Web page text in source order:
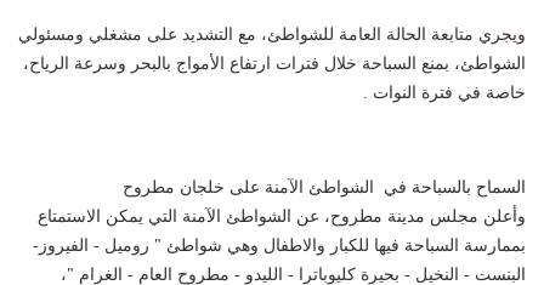
ويجري متابعة الحالة العامة للشواطئ، مع التشديد على مشغلي ومسئولي
الشواطئ، بمنع السباحة خلال فترات ارتفاع الأمواج بالبحر وسرعة الرياح،
خاصة في فترة النوات .
السماح بالسباحة في الشواطئ الآمنة على خلجان مطروح
وأعلن مجلس مدينة مطروح، عن الشواطئ الآمنة التي يمكن الاستمتاع
بممارسة السباحة فيها للكبار والاطفال وهي شواطئ " روميل - الفيروز-
البنست - النخيل - بحيرة كليوباترا - الليدو - مطروح العام - الغرام "،